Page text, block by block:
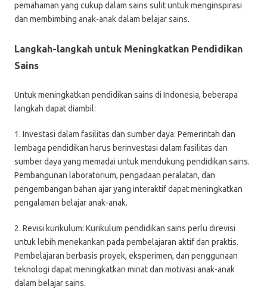
pemahaman yang cukup dalam sains sulit untuk menginspirasi
dan membimbing anak-anak dalam belajar sains.
Langkah-langkah untuk Meningkatkan Pendidikan
Sains
Untuk meningkatkan pendidikan sains di Indonesia, beberapa
langkah dapat diambil:
1. Investasi dalam fasilitas dan sumber daya: Pemerintah dan
lembaga pendidikan harus berinvestasi dalam fasilitas dan
sumber daya yang memadai untuk mendukung pendidikan sains.
Pembangunan laboratorium, pengadaan peralatan, dan
pengembangan bahan ajar yang interaktif dapat meningkatkan
pengalaman belajar anak-anak.
2. Revisi kurikulum: Kurikulum pendidikan sains perlu direvisi
untuk lebih menekankan pada pembelajaran aktif dan praktis.
Pembelajaran berbasis proyek, eksperimen, dan penggunaan
teknologi dapat meningkatkan minat dan motivasi anak-anak
dalam belajar sains.